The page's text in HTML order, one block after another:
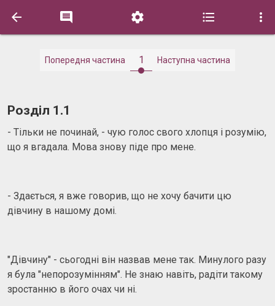
    
Попередня частина 1 Наступна частина
Розділ 1.1
- Тільки не починай, - чую голос свого хлопця і розумію,
що я вгадала. Мова знову піде про мене.
- Здається, я вже говорив, що не хочу бачити цю
дівчину в нашому домі.
"Дівчину" - сьогодні він назвав мене так. Минулого разу
я була "непорозумінням". Не знаю навіть, радіти такому
зростанню в його очах чи ні.